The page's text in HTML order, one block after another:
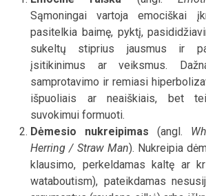
Sąmoningai vartoja emociškai
pasitelkia baimę, pyktį,
sukeltų stiprius jausmus ir
įsitikinimus ar veiksmus.
samprotavimo ir remiasi
išpuoliais ar neaiškiais, bet
suvokimui formuoti.
Dėmesio nukreipimas (angl.
Herring / Straw Man). Nukreipia
klausimo, perkeldamas kaltę ar
wataboutism), pateikdamas